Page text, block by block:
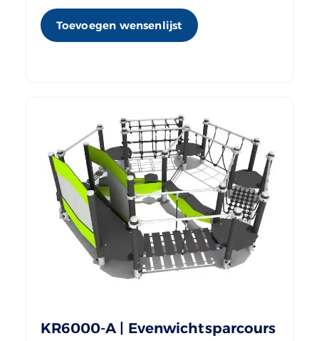
Toevoegen wensenlijst
KR6000-A | Evenwichtsparcours